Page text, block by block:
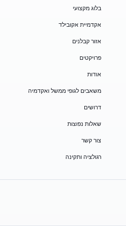
בלוג מקצועי
אקדמיית אקובילד
אזור קבלנים
פרויקטים
אודות
משאבים לגופי ממשל ואקדמיה
דרושים
שאלות נפוצות
צור קשר
רגולציה ותקינה